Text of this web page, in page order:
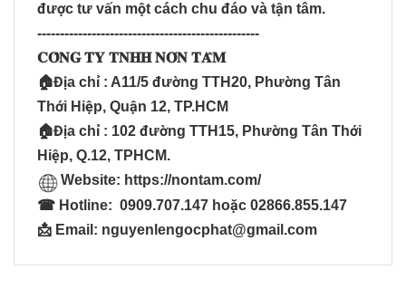
được tư vấn một cách chu đáo và tận tâm.
-------------------------------------------------
𝐂𝐎̂𝐍𝐆 𝐓𝐘 𝐓𝐍𝐇𝐇 𝐍𝐎́𝐍 𝐓𝐀̂𝐌
🏠Địa chỉ : A11/5 đường TTH20, Phường Tân
Thới Hiệp, Quận 12, TP.HCM
🏠Địa chỉ : 102 đường TTH15, Phường Tân Thới
Hiệp, Q.12, TPHCM.
Website: https://nontam.com/
☎ Hotline: 0909.707.147 hoặc 02866.855.147
📩 Email: nguyenlengocphat@gmail.com